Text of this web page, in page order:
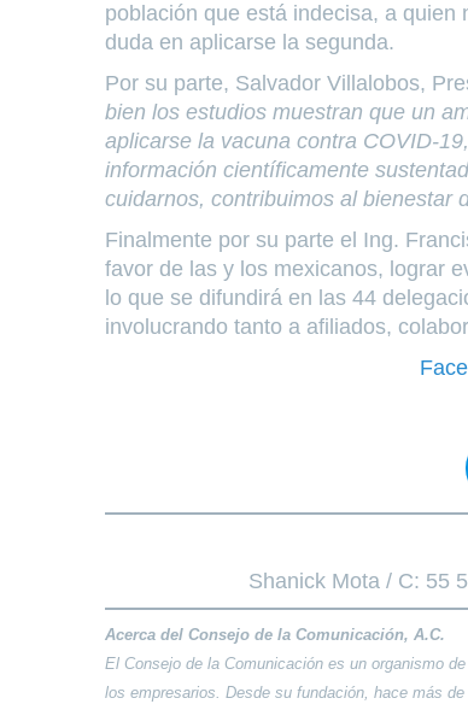
población que está indecisa, a
duda en aplicarse la segunda.
Por su parte, Salvador Villalobos,
bien los estudios muestran que un
aplicarse la vacuna contra COVID-
información científicamente
cuidarnos, contribuimos al bienestar
Finalmente por su parte el Ing.
favor de las y los mexicanos, lograr
lo que se difundirá en las 44
involucrando tanto a afiliados,
Shanick Mota / C: 55
Acerca del Consejo de la Comunicación, A.C.
El Consejo de la Comunicación es un organismo
los empresarios. Desde su fundación, hace más